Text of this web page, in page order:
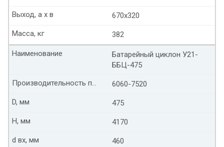
670х320
Выход, а х в
382
Масса, кг
Батарейный циклон У21-
ББЦ-475
Наименование
6060-7520
Производительность по воздуху м3/ч
475
D, мм
4170
Н, мм
460
d вх, мм